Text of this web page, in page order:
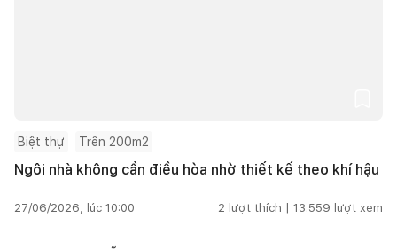
Biệt thự Trên 200m2
Ngôi nhà không cần điều hòa nhờ thiết kế theo khí hậu
27/06/2026, lúc 10:00 2 lượt thích | 13.559 lượt xem